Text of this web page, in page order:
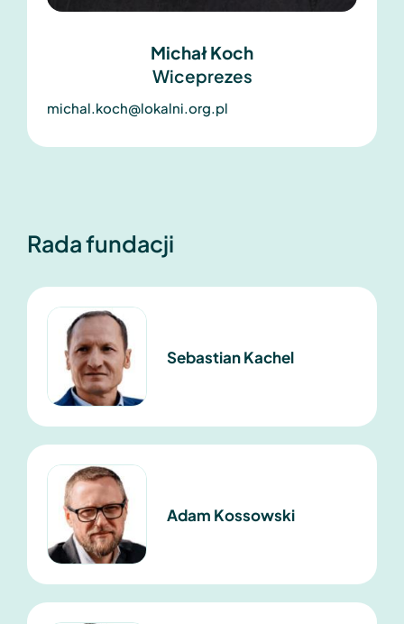
Michał Koch
Wiceprezes
michal.koch@lokalni.org.pl
Rada fundacji
Sebastian Kachel
Adam Kossowski